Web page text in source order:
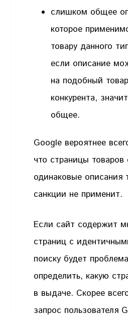
слишком общее
которое
товару данного
если описание
на подобный
конкурента,
общее.
Google вероятнее
что страницы товаров
одинаковые описания
санкции не применит.
Если сайт содержит
страниц с
поиску будет
определить, какую
в выдаче. Скорее
запрос пользователя